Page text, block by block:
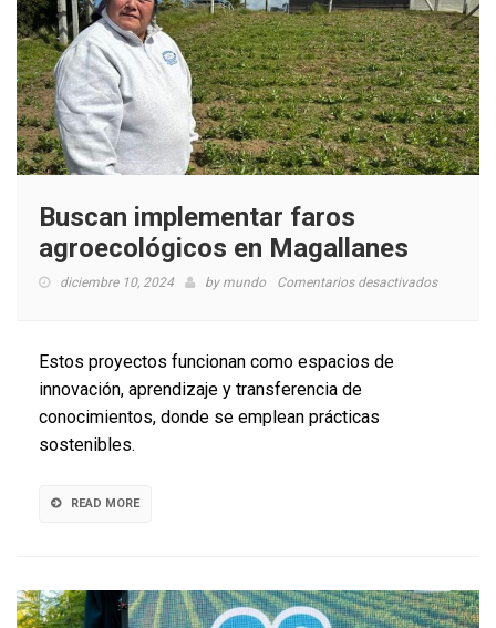
Buscan implementar faros
agroecológicos en Magallanes
diciembre 10, 2024 by mundo Comentarios desactivadosen
Estos proyectos funcionan como espacios de
innovación, aprendizaje y transferencia de
conocimientos, donde se emplean prácticas
sostenibles.
READ MORE